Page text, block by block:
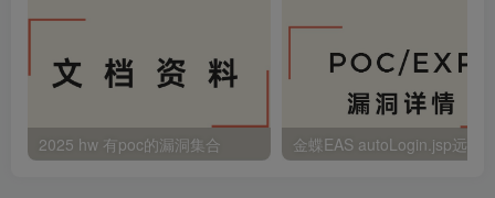
2025 hw 有poc的漏洞集合